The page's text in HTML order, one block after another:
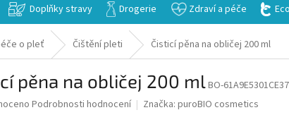
Doplňky stravy Drogerie Zdraví a péče
o pleť Čištění pleti Čisticí pěna na obličej 200 ml
pěna na obličej 200 mlBO-61A9E5301CE37
Podrobnosti hodnocení Značka: puroBIO cosmetics